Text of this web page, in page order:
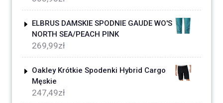
ELBRUS DAMSKIE SPODNIE GAUDE WO'S
NORTH SEA/PEACH PINK
269,99zł
Oakley Krótkie Spodenki Hybrid Cargo
Męskie
247,49zł